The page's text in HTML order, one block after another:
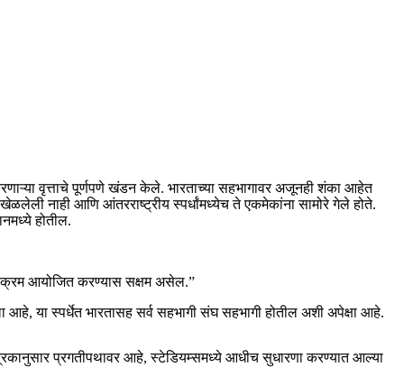
वृत्ताचे पूर्णपणे खंडन केले. भारताच्या सहभागावर अजूनही शंका आहेत
नाही आणि आंतरराष्ट्रीय स्पर्धांमध्येच ते एकमेकांना सामोरे गेले होते.
होतील.
आयोजित करण्यास सक्षम असेल.”
या स्पर्धेत भारतासह सर्व सहभागी संघ सहभागी होतील अशी अपेक्षा आहे.
प्रगतीपथावर आहे, स्टेडियम्समध्ये आधीच सुधारणा करण्यात आल्या